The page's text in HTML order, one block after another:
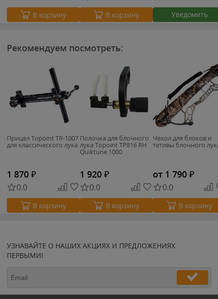
В корзину В корзину Уведомить
Рекомендуем посмотреть:
Прицел Topoint TR-1007
для классического лука
1 870 ₽
0.0
В корзину
Полочка для блочного
лука Topoint TP816 RH
Quiktune 1000
1 920 ₽
0.0
В корзину
Чехол для блоков и
тетивы блочного
от 1 790 ₽
0.0
В корзину
УЗНАВАЙТЕ О НАШИХ АКЦИЯХ И ПРЕДЛОЖЕНИЯХ
ПЕРВЫМИ!